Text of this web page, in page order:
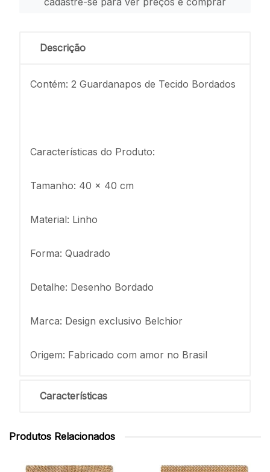
Descrição
Contém: 2 Guardanapos de Tecido Bordados
Características do Produto:
Tamanho: 40 x 40 cm
Material: Linho
Forma: Quadrado
Detalhe: Desenho Bordado
Marca: Design exclusivo Belchior
Origem: Fabricado com amor no Brasil
Características
Produtos Relacionados